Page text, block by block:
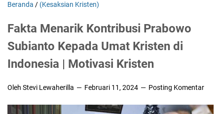
Beranda / (Kesaksian Kristen)
Fakta Menarik Kontribusi Prabowo
Subianto Kepada Umat Kristen di
Indonesia | Motivasi Kristen
Oleh Stevi Lewaherilla Februari 11, 2024 Posting Komentar